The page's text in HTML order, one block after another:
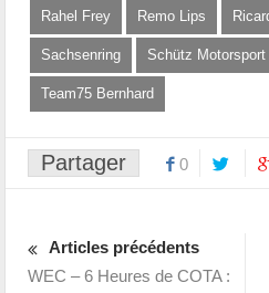
Rahel Frey Remo Lips
Sachsenring Schütz Motorsport
Team75 Bernhard
Partager 0
Articles précédents
WEC – 6 Heures de COTA :